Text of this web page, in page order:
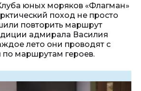
юных моряков «Флагман»
поход не просто
повторить маршрут
адмирала Василия
лето они проводят с
по маршрутам героев.